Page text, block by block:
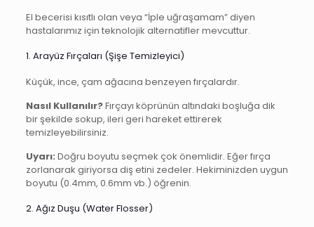
El becerisi kısıtlı olan veya “İple uğraşamam” diyen
hastalarımız için teknolojik alternatifler mevcuttur.
1. Arayüz Fırçaları (Şişe Temizleyici)
Küçük, ince, çam ağacına benzeyen fırçalardır.
Nasıl Kullanılır?Fırçayı köprünün altındaki boşluğa dik
bir şekilde sokup, ileri geri hareket ettirerek
temizleyebilirsiniz.
Uyarı: Doğru boyutu seçmek çok önemlidir. Eğer fırça
zorlanarak giriyorsa diş etini zedeler. Hekiminizden uygun
boyutu (0.4mm, 0.6mm vb.) öğrenin.
2. Ağız Duşu (Water Flosser)